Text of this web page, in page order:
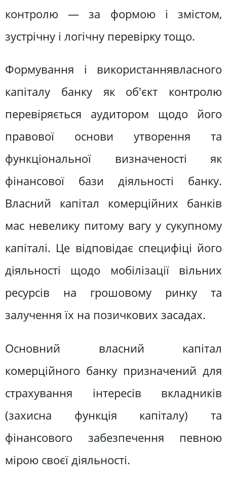
контролю — за формою і змістом,
зустрічну і логічну перевірку тощо.
Формування і використаннявласного
капіталу банку як об'єкт контролю
перевіряється аудитором щодо його
правової основи утворення та
функціональної визначеності як
фінансової бази діяльності банку.
Власний капітал комерційних банків
мас невелику питому вагу у сукупному
капіталі. Це відповідає специфіці його
діяльності щодо мобілізації вільних
ресурсів на грошовому ринку та
залучення їх на позичкових засадах.
Основний власний капітал
комерційного банку призначений для
страхування інтересів вкладників
(захисна функція капіталу) та
фінансового забезпечення певною
мірою своєї діяльності.